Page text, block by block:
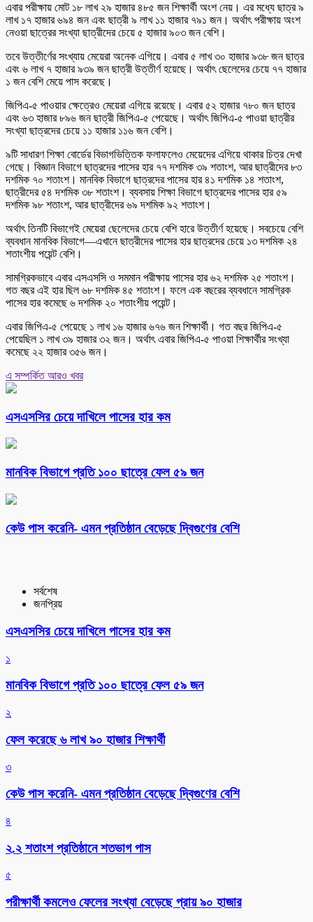
এবার পরীক্ষায় মোট ১৮ লাখ ২৯ হাজার ৪৮৫ জন শিক্ষার্থী অংশ নেয়। এর মধ্যে ছাত্র ৯
লাখ ১৭ হাজার ৬৯৪ জন এবং ছাত্রী ৯ লাখ ১১ হাজার ৭৯১ জন। অর্থাৎ পরীক্ষায় অংশ
নেওয়া ছাত্রের সংখ্যা ছাত্রীদের চেয়ে ৫ হাজার ৯০৩ জন বেশি।
তবে উত্তীর্ণের সংখ্যায় মেয়েরা অনেক এগিয়ে। এবার ৫ লাখ ৩০ হাজার ৯৩৮ জন ছাত্র
এবং ৬ লাখ ৭ হাজার ৯৩৯ জন ছাত্রী উত্তীর্ণ হয়েছে। অর্থাৎ ছেলেদের চেয়ে ৭৭ হাজার
১ জন বেশি মেয়ে পাস করেছে।
জিপিএ-৫ পাওয়ার ক্ষেত্রেও মেয়েরা এগিয়ে রয়েছে। এবার ৫২ হাজার ৭৮০ জন ছাত্র
এবং ৬৩ হাজার ৮৯৬ জন ছাত্রী জিপিএ-৫ পেয়েছে। অর্থাৎ জিপিএ-৫ পাওয়া ছাত্রীর
সংখ্যা ছাত্রদের চেয়ে ১১ হাজার ১১৬ জন বেশি।
৯টি সাধারণ শিক্ষা বোর্ডের বিভাগভিত্তিক ফলাফলেও মেয়েদের এগিয়ে থাকার চিত্র দেখা
গেছে। বিজ্ঞান বিভাগে ছাত্রদের পাসের হার ৭৭ দশমিক ৩৯ শতাংশ, আর ছাত্রীদের ৮৩
দশমিক ৭০ শতাংশ। মানবিক বিভাগে ছাত্রদের পাসের হার ৪১ দশমিক ১৪ শতাংশ,
ছাত্রীদের ৫৪ দশমিক ৩৮ শতাংশ। ব্যবসায় শিক্ষা বিভাগে ছাত্রদের পাসের হার ৫৯
দশমিক ৯৮ শতাংশ, আর ছাত্রীদের ৬৯ দশমিক ৯২ শতাংশ।
অর্থাৎ তিনটি বিভাগেই মেয়েরা ছেলেদের চেয়ে বেশি হারে উত্তীর্ণ হয়েছে। সবচেয়ে বেশি
ব্যবধান মানবিক বিভাগে—এখানে ছাত্রীদের পাসের হার ছাত্রদের চেয়ে ১৩ দশমিক ২৪
শতাংশীয় পয়েন্ট বেশি।
সামগ্রিকভাবে এবার এসএসসি ও সমমান পরীক্ষায় পাসের হার ৬২ দশমিক ২৫ শতাংশ।
গত বছর এই হার ছিল ৬৮ দশমিক ৪৫ শতাংশ। ফলে এক বছরের ব্যবধানে সামগ্রিক
পাসের হার কমেছে ৬ দশমিক ২০ শতাংশীয় পয়েন্ট।
এবার জিপিএ-৫ পেয়েছে ১ লাখ ১৬ হাজার ৬৭৬ জন শিক্ষার্থী। গত বছর জিপিএ-৫
পেয়েছিল ১ লাখ ৩৯ হাজার ৩২ জন। অর্থাৎ এবার জিপিএ-৫ পাওয়া শিক্ষার্থীর সংখ্যা
কমেছে ২২ হাজার ৩৫৬ জন।
এ সম্পর্কিত আরও খবর
এসএসসির চেয়ে দাখিলে পাসের হার কম
মানবিক বিভাগে প্রতি ১০০ ছাত্রে ফেল ৫৯ জন
কেউ পাস করেনি- এমন প্রতিষ্ঠান বেড়েছে দ্বিগুণের বেশি
সর্বশেষ
জনপ্রিয়
এসএসসির চেয়ে দাখিলে পাসের হার কম
১
মানবিক বিভাগে প্রতি ১০০ ছাত্রে ফেল ৫৯ জন
২
ফেল করেছে ৬ লাখ ৯০ হাজার শিক্ষার্থী
৩
কেউ পাস করেনি- এমন প্রতিষ্ঠান বেড়েছে দ্বিগুণের বেশি
৪
২.২ শতাংশ প্রতিষ্ঠানে শতভাগ পাস
৫
পরীক্ষার্থী কমলেও ফেলের সংখ্যা বেড়েছে প্রায় ৯০ হাজার